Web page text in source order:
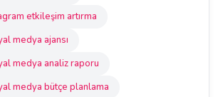
etkileşim artırma
medya ajansı
medya analiz raporu
medya bütçe planlama